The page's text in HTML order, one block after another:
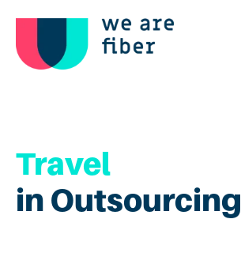
Travel
in Outsourcing